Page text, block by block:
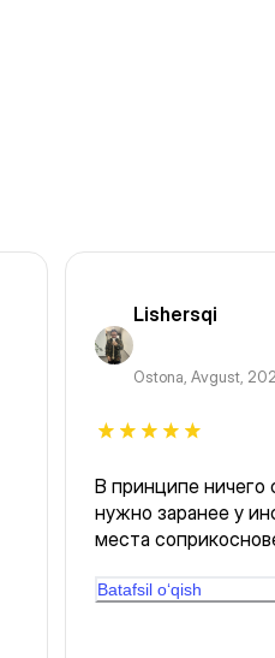
Lishersqi
Ostona, Avgust,
В принципе ничего
нужно заранее у
места
мозоли. В целом,
Batafsil o‘qish